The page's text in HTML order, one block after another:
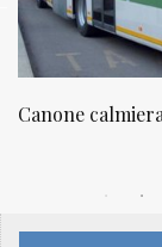
a dipendenti